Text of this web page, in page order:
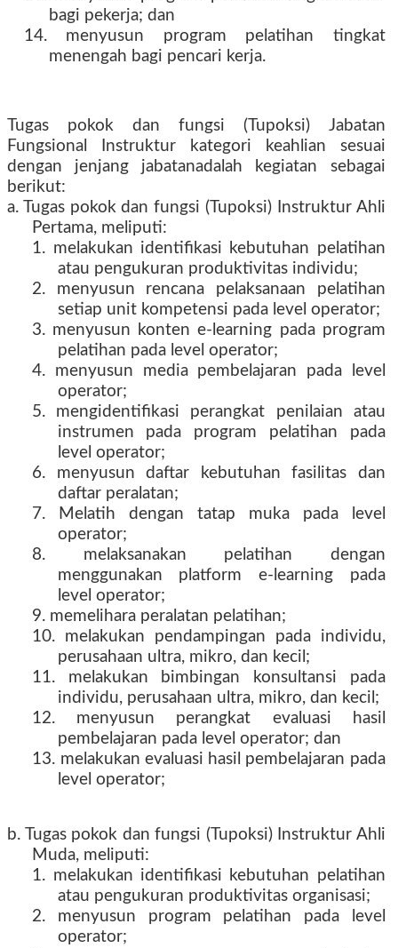
bagi pekerja; dan
14. menyusun program pelatihan tingkat
menengah bagi pencari kerja.
Tugas pokok dan fungsi (Tupoksi) Jabatan
Fungsional Instruktur kategori keahlian sesuai
dengan jenjang jabatanadalah kegiatan sebagai
berikut:
a. Tugas pokok dan fungsi (Tupoksi) Instruktur Ahli
Pertama, meliputi:
1. melakukan identifikasi kebutuhan pelatihan
atau pengukuran produktivitas individu;
2. menyusun rencana pelaksanaan pelatihan
setiap unit kompetensi pada level operator;
3. menyusun konten e-learning pada program
pelatihan pada level operator;
4. menyusun media pembelajaran pada level
operator;
5. mengidentifikasi perangkat penilaian atau
instrumen pada program pelatihan pada
level operator;
6. menyusun daftar kebutuhan fasilitas dan
daftar peralatan;
7. Melatih dengan tatap muka pada level
operator;
8. melaksanakan pelatihan dengan
menggunakan platform e-learning pada
level operator;
9. memelihara peralatan pelatihan;
10. melakukan pendampingan pada individu,
perusahaan ultra, mikro, dan kecil;
11. melakukan bimbingan konsultansi pada
individu, perusahaan ultra, mikro, dan kecil;
12. menyusun perangkat evaluasi hasil
pembelajaran pada level operator; dan
13. melakukan evaluasi hasil pembelajaran pada
level operator;
b. Tugas pokok dan fungsi (Tupoksi) Instruktur Ahli
Muda, meliputi:
1. melakukan identifikasi kebutuhan pelatihan
atau pengukuran produktivitas organisasi;
2. menyusun program pelatihan pada level
operator;